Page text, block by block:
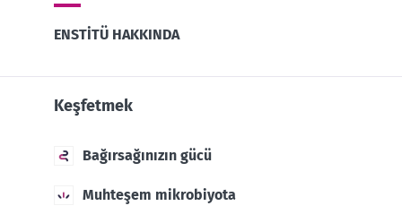
ENSTITÜ HAKKINDA
Keşfetmek
Bağırsağınızın gücü
Muhteşem mikrobiyota